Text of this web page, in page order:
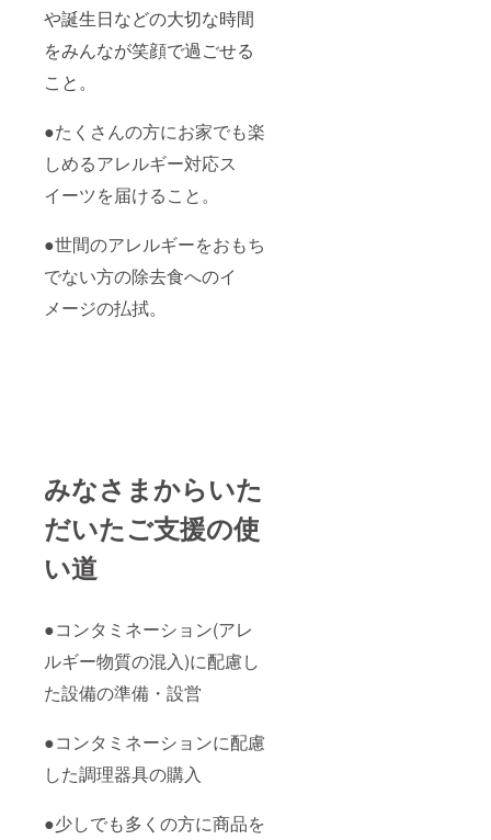
や誕生日などの大切な時間
をみんなが笑顔で過ごせる
こと。
●たくさんの方にお家でも楽
しめるアレルギー対応ス
イーツを届けること。
●世間のアレルギーをおもち
でない方の除去食へのイ
メージの払拭。
みなさまからいた
だいたご支援の使
い道
●コンタミネーション(アレ
ルギー物質の混入)に配慮し
た設備の準備・設営
●コンタミネーションに配慮
した調理器具の購入
●少しでも多くの方に商品を